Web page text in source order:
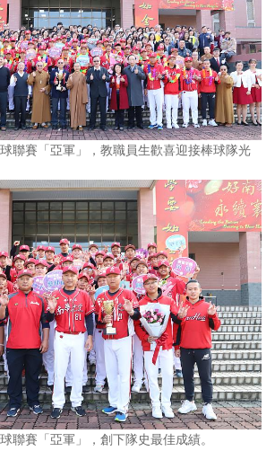
聯賽「亞軍」，教職員生歡喜迎接棒球隊光
聯賽「亞軍」，創下隊史最佳成績。